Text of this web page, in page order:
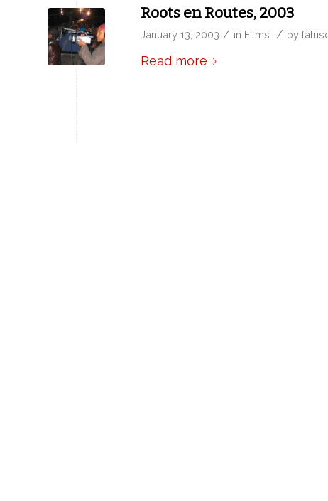
Roots en Routes, 2003
January 13, 2003 / in Films / by
Read more